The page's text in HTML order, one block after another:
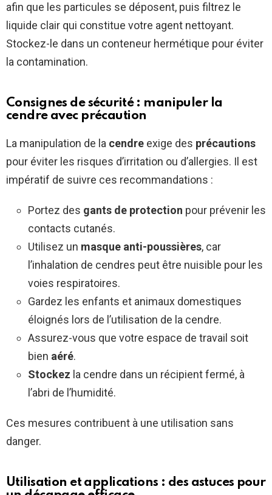
afin que les particules se déposent, puis filtrez le
liquide clair qui constitue votre agent nettoyant.
Stockez-le dans un conteneur hermétique pour éviter
la contamination.
Consignes de sécurité : manipuler la
cendre avec précaution
La manipulation de la cendre exige des précautions
pour éviter les risques d’irritation ou d’allergies. Il est
impératif de suivre ces recommandations :
Portez des gants de protection pour prévenir les
contacts cutanés.
Utilisez un masque anti-poussières, car
l’inhalation de cendres peut être nuisible pour les
voies respiratoires.
Gardez les enfants et animaux domestiques
éloignés lors de l’utilisation de la cendre.
Assurez-vous que votre espace de travail soit
bien aéré.
Stockez la cendre dans un récipient fermé, à
l’abri de l’humidité.
Ces mesures contribuent à une utilisation sans
danger.
Utilisation et applications : des astuces pour